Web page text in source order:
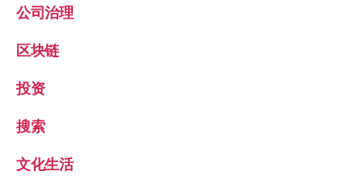
公司治理
区块链
投资
搜索
文化生活